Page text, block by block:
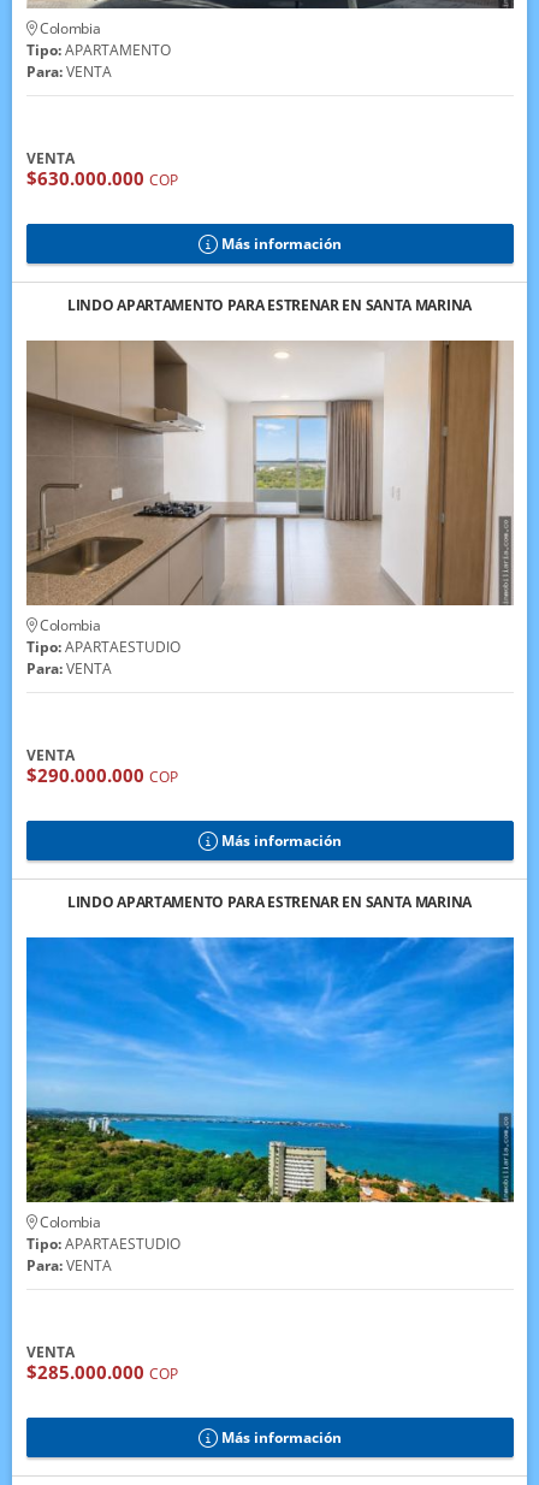
Colombia
Tipo:APARTAMENTO
Para:VENTA
VENTA
$630.000.000 COP
Más información
LINDO APARTAMENTO PARA ESTRENAR EN SANTA MARINA
Colombia
Tipo:APARTAESTUDIO
Para:VENTA
VENTA
$290.000.000 COP
Más información
LINDO APARTAMENTO PARA ESTRENAR EN SANTA MARINA
Colombia
Tipo:APARTAESTUDIO
Para:VENTA
VENTA
$285.000.000 COP
Más información